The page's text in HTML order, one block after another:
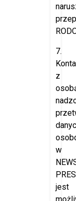
7.
z
w
jest